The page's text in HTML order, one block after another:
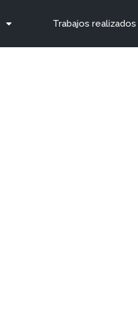
Trabajos realizados